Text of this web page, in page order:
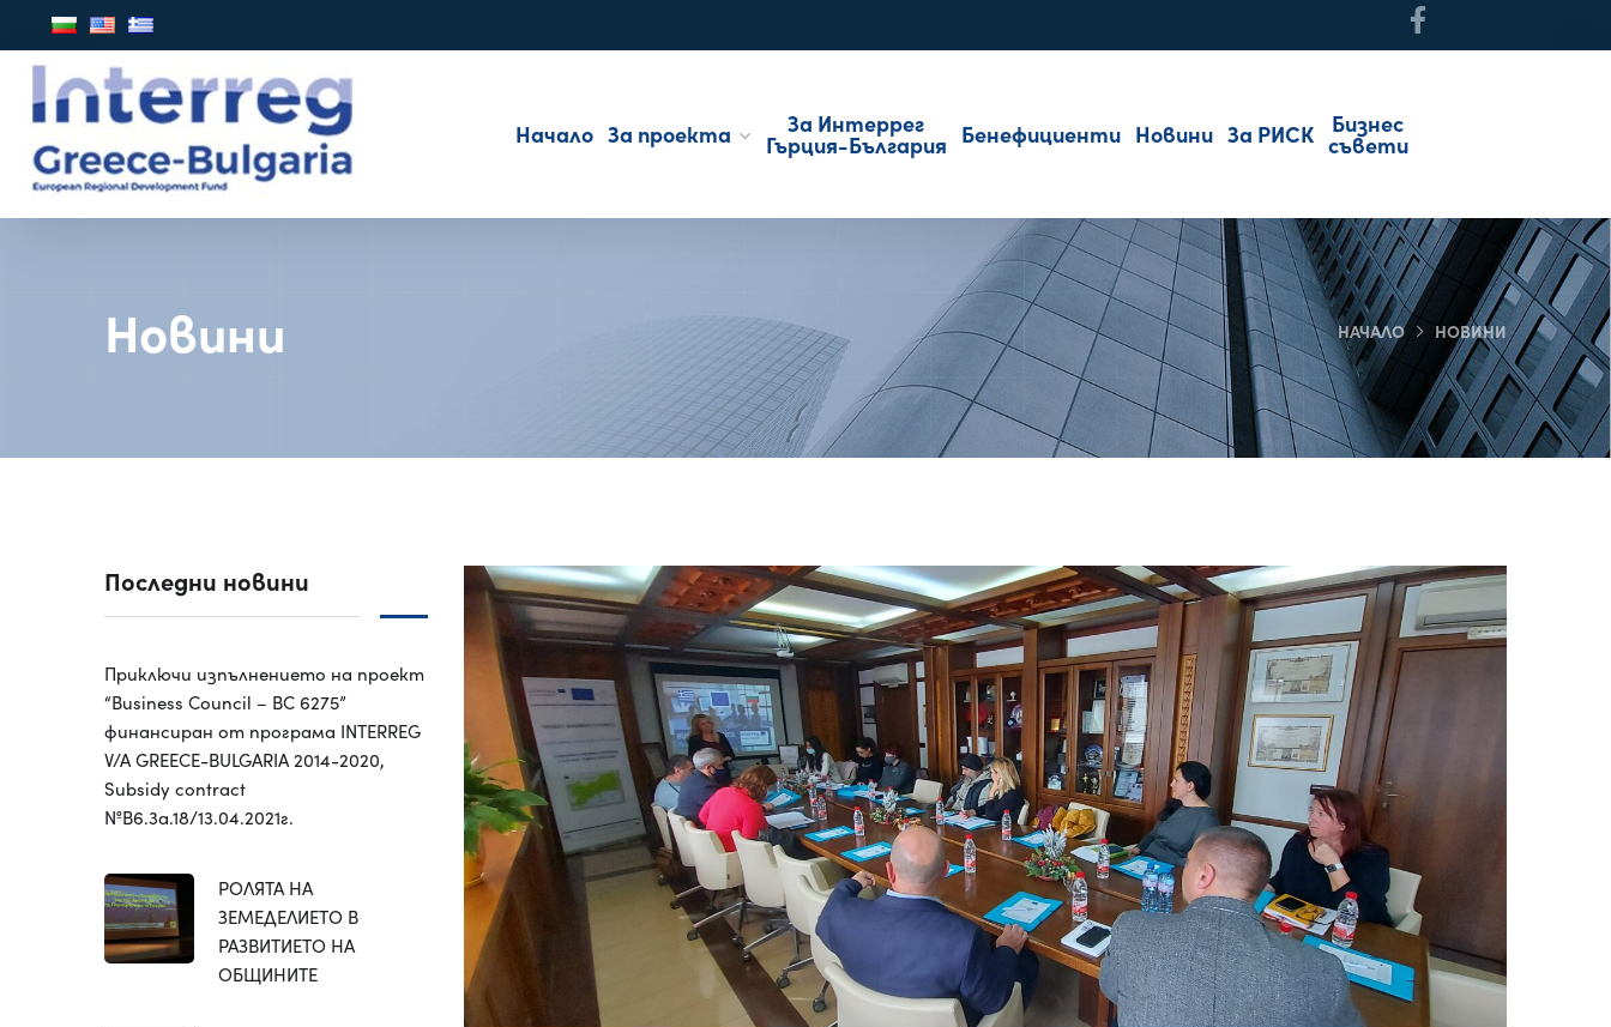
Начало За проекта За Интеррег
Гърция-България Бенефициенти Новини За РИСК Бизнес
съвети
Новини НАЧАЛО НОВИНИ
Последни новини
Приключи изпълнението на проект
“Business Council – BC 6275”
финансиран от програма INTERREG
V/A GREECE-BULGARIA 2014-2020,
Subsidy contract
№B6.3a.18/13.04.2021г.
РОЛЯТА НА
ЗЕМЕДЕЛИЕТО В
РАЗВИТИЕТО НА
ОБЩИНИТЕ